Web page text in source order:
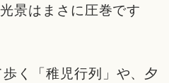
景はまさに圧巻です
く「稚児行列」や、夕